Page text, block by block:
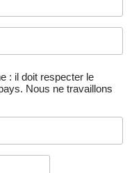
: il doit respecter le
Nous ne travaillons